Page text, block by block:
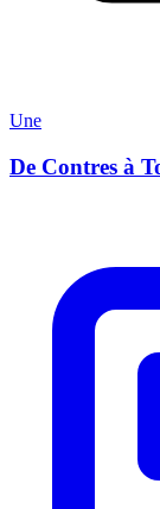
Une
De Contres à